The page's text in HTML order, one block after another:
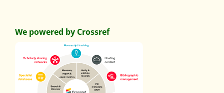
We powered by Crossref